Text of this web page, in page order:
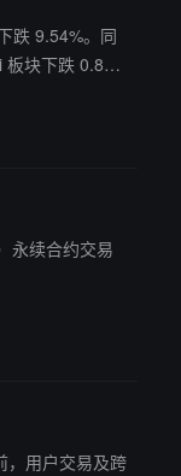
跌 9.54%。同
板块下跌 0.8
永续合约交易